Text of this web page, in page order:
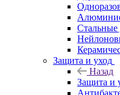
Стальные
Защита и уход
Назад
Защита и